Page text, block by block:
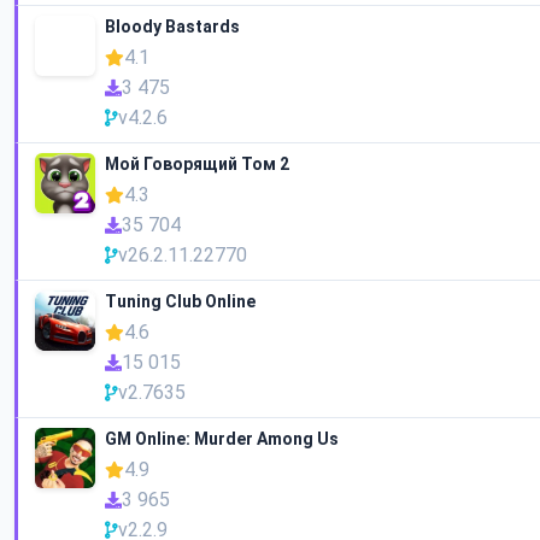
Bloody Bastards
4.1
3 475
v4.2.6
Мой Говорящий Том 2
4.3
35 704
v26.2.11.22770
Tuning Club Online
4.6
15 015
v2.7635
GM Online: Murder Among Us
4.9
3 965
v2.2.9